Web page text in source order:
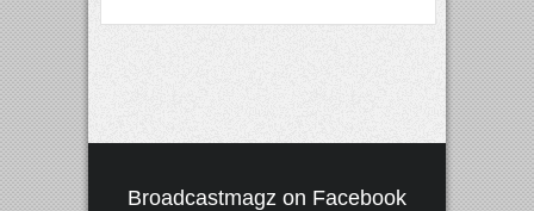
Broadcastmagz on Facebook